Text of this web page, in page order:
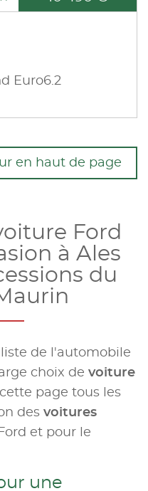
Euro6.2
en haut de page
Ford
à Ales
du
de l'automobile
choix de voiture
page tous les
des voitures
et pour le
une